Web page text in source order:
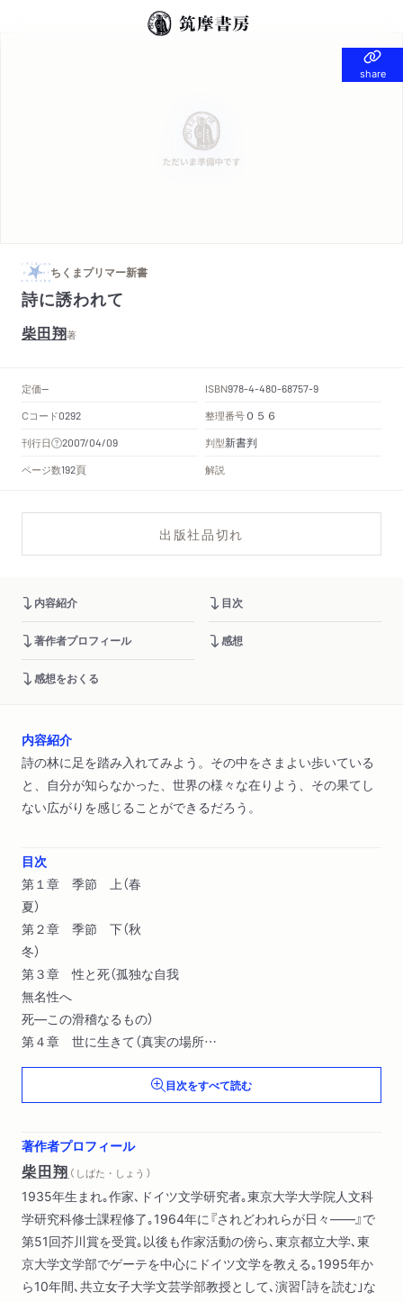
share
share
ちくまプリマー新書
詩に誘われて
柴田翔著
定価-- ISBN978-4-480-68757-9
Cコード0292 整理番号 ０５６
刊行日 2007/04/09 判型新書判
ページ数192頁 解説
出版社品切れ
内容紹介 目次
著作者プロフィール 感想
感想をおくる
内容紹介
詩の林に足を踏み入れてみよう。その中をさまよい歩いている
と、自分が知らなかった、世界の様々な在りよう、その果てし
ない広がりを感じることができるだろう。
目次
第１章 季節 上（春
夏）
第２章 季節 下（秋
冬）
第３章 性と死（孤独な自我
無名性へ
死―この滑稽なるもの）
第４章 世に生きて（真実の場所
政治的理想
第５章 無限空間へ（寂寥の極北
宇宙の安らぎ）
目次をすべて読む
著作者プロフィール
柴田翔 （ しばた・しょう ）
1935年生まれ｡作家､ドイツ文学研究者｡東京大学大学院人文科
学研究科修士課程修了｡1964年に『されどわれらが日々――』で
第51回芥川賞を受賞｡以後も作家活動の傍ら､東京都立大学､東
京大学文学部でゲーテを中心にドイツ文学を教える｡1995年か
ら10年間､共立女子大学文芸学部教授として､演習｢詩を読む｣な